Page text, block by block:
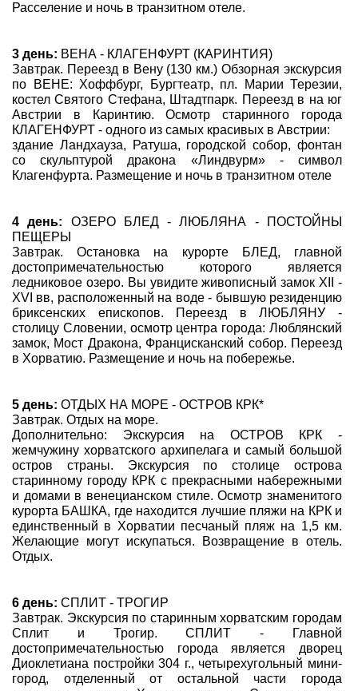
Расселение и ночь в транзитном отеле.
3 день: ВЕНА - КЛАГЕНФУРТ (КАРИНТИЯ)
Завтрак. Переезд в Вену (130 км.) Обзорная экскурсия
по ВЕНЕ: Хоффбург, Бургтеатр, пл. Марии Терезии,
костел Святого Стефана, Штадтпарк. Переезд в на юг
Австрии в Каринтию. Осмотр старинного города
КЛАГЕНФУРТ - одного из самых красивых в Австрии:
здание Ландхауза, Ратуша, городской собор, фонтан
со скульптурой дракона «Линдвурм» - символ
Клагенфурта. Размещение и ночь в транзитном отеле
4 день: ОЗЕРО БЛЕД - ЛЮБЛЯНА - ПОСТОЙНЫ
ПЕЩЕРЫ
Завтрак. Остановка на курорте БЛЕД, главной
достопримечательностью которого является
ледниковое озеро. Вы увидите живописный замок XII -
XVI вв, расположенный на воде - бывшую резиденцию
бриксенских епископов. Переезд в ЛЮБЛЯНУ -
столицу Словении, осмотр центра города: Люблянский
замок, Мост Дракона, Францисканский собор. Переезд
в Хорватию. Размещение и ночь на побережье.
5 день: ОТДЫХ НА МОРЕ - ОСТРОВ КРК*
Завтрак. Отдых на море.
Дополнительно: Экскурсия на ОСТРОВ КРК -
жемчужину хорватского архипелага и самый большой
остров страны. Экскурсия по столице острова
старинному городу КРК с прекрасными набережными
и домами в венецианском стиле. Осмотр знаменитого
курорта БАШКА, где находится лучшие пляжи на КРК и
единственный в Хорватии песчаный пляж на 1,5 км.
Желающие могут искупаться. Возвращение в отель.
Отдых.
6 день: СПЛИТ - ТРОГИР
Завтрак. Экскурсия по старинным хорватским городам
Сплит и Трогир. СПЛИТ - Главной
достопримечательностью города является дворец
Диоклетиана постройки 304 г., четырехугольный мини-
город, отделенный от остальной части города